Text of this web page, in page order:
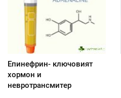
Епинефрин- ключовият
хормон и
невротрансмитер